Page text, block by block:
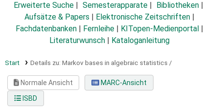
Erweiterte Suche Semesterapparate
Bibliotheken
Aufsätze & Papers
Elektronische Zeitschriften
Fachdatenbanken
Fernleihe KITopen-Medienportal
Literaturwunsch
Kataloganleitung
Start Details zu: Markov bases in algebraic statistics /
Normale Ansicht
MARC-Ansicht
ISBD